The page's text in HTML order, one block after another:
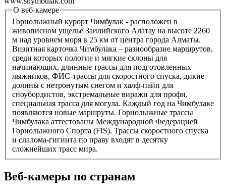
О веб-камере
Горнолыжный курорт Чимбулак - расположен в
живописном ущелье Заилийского Алатау на высоте 2260
м над уровнем моря в 25 км от центра города Алматы.
Визитная карточка Чимбулака – разнообразие маршрутов,
среди которых пологие и мягкие склоны для
начинающих, длинные трассы для подготовленных
лыжников, ФИС-трассы для скоростного спуска, дикие
долины с нетронутым снегом и халф-пайп для
сноубордистов, экстремальные виражи для профи,
специальная трасса для могула. Каждый год на Чимбулаке
появляются новые маршруты. Горнолыжные трассы
Чимбулака аттестованы Международной Федерацией
Горнолыжного Спорта (FIS). Трассы скоростного спуска
и слалома-гигинта по праву входят в десятку
сложнейших трасс мира.
Веб-камеры по странам